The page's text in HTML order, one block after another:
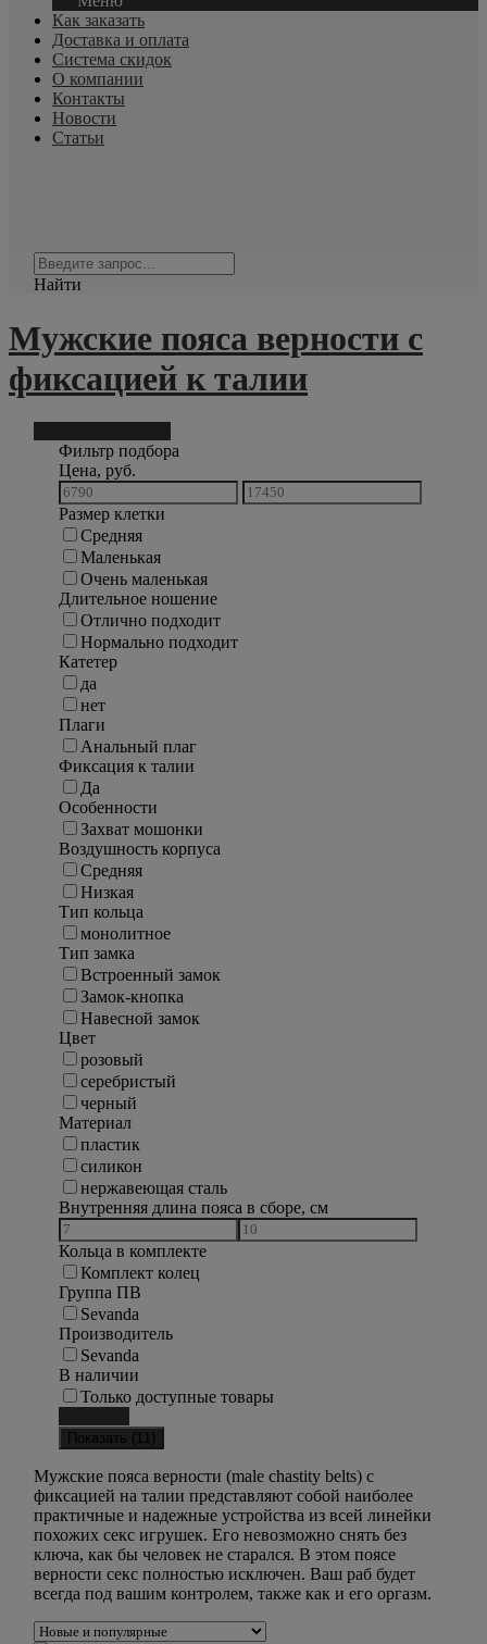
Как заказать
Доставка и оплата
Система скидок
О компании
Контакты
Новости
Статьи
Найти
Мужские пояса верности с
фиксацией к талии
Фильтр подбора
Цена, руб.
Размер клетки
Средняя
Маленькая
Очень маленькая
Длительное ношение
Отлично подходит
Нормально подходит
Катетер
да
нет
Плаги
Анальный плаг
Фиксация к талии
Да
Особенности
Захват мошонки
Воздушность корпуса
Средняя
Низкая
Тип кольца
монолитное
Тип замка
Встроенный замок
Замок-кнопка
Навесной замок
Цвет
розовый
серебристый
черный
Материал
пластик
силикон
нержавеющая сталь
Внутренняя длина пояса в сборе, см
Кольца в комплекте
Комплект колец
Группа ПВ
Sevanda
Производитель
Sevanda
В наличии
Только доступные товары
Показать ( 11 )
Мужские пояса верности (male chastity belts) с
фиксацией на талии представляют собой наиболее
практичные и надежные устройства из всей линейки
похожих секс игрушек. Его невозможно снять без
ключа, как бы человек не старался. В этом поясе
верности секс полностью исключен. Ваш раб будет
всегда под вашим контролем, также как и его оргазм.